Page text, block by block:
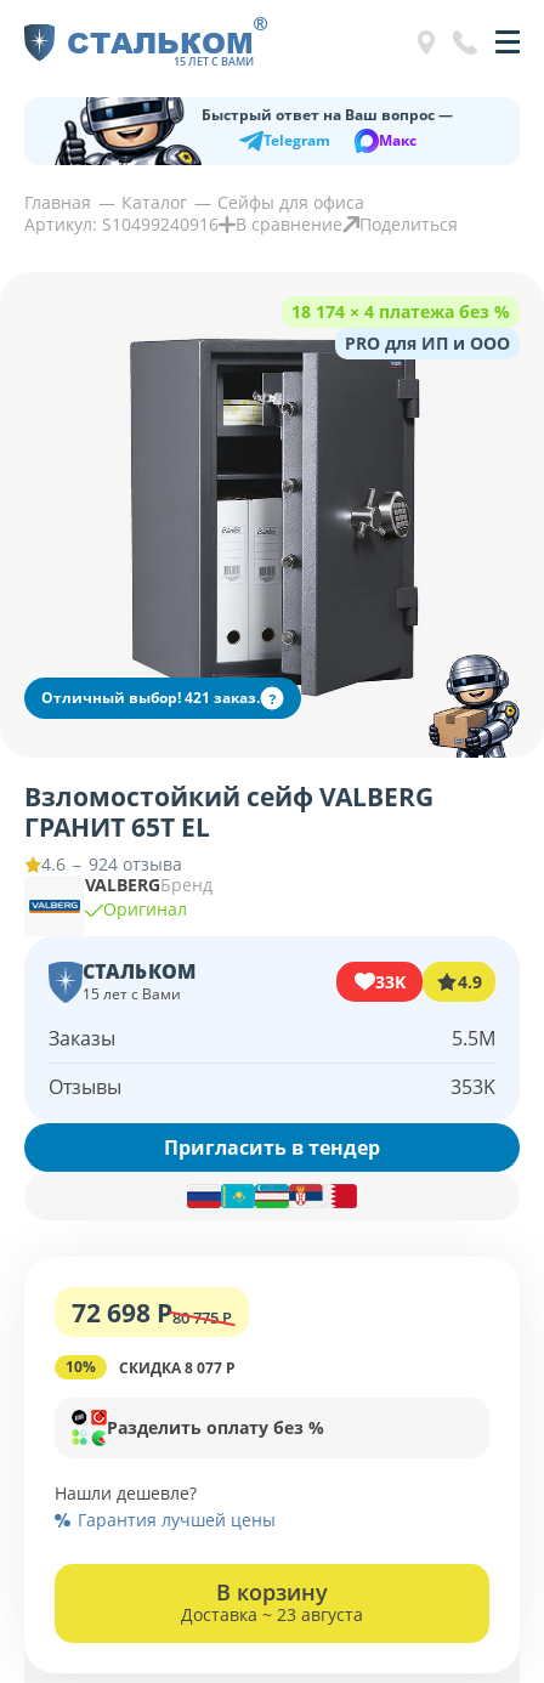
СТАЛЬКОМ
15 ЛЕТ С ВАМИ
®
Быстрый ответ на Ваш вопрос —
Telegram
Макс
Главная Каталог
Сейфы для офиса
Артикул: S10499240916
В сравнение Поделиться
18 174 × 4 платежа без %
PRO для ИП и ООО
Отличный выбор! 421 заказ. ?
Взломостойкий сейф VALBERG
ГРАНИТ 65Т EL
4.6 – 924 отзыва
VALBERGБренд
Оригинал
СТАЛЬКОМ
15 лет с Вами
33K 4.9
Заказы
5.5M
Отзывы
353K
Пригласить в тендер
72 698 Р80 775 Р
10% СКИДКА 8 077 Р
Разделить оплату без %
Нашли дешевле?
Гарантия лучшей цены
В корзину
Доставка ~ 23 августа